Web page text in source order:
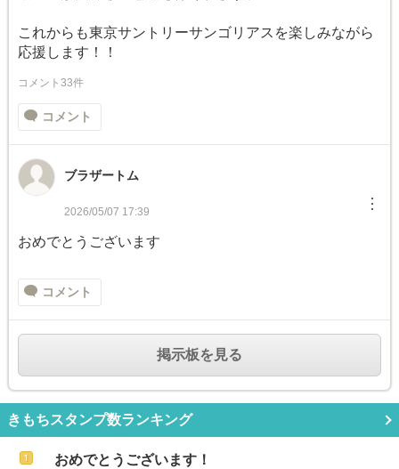
これからも東京サントリーサンゴリアスを楽しみながら
応援します！！
コメント33件
コメント
ブラザートム
2026/05/07 17:39 ︙
おめでとうございます
コメント
掲示板を見る
きもちスタンプ数ランキング
おめでとうございます！